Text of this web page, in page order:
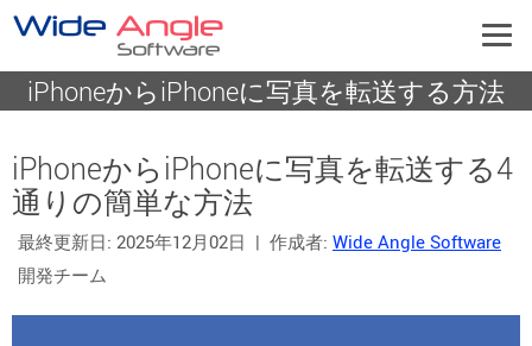
iPhoneからiPhoneに写真を転送する方法
iPhoneからiPhoneに写真を転送する4
通りの簡単な方法
最終更新日: 2025年12月02日 | 作成者: Wide Angle Software
開発チーム